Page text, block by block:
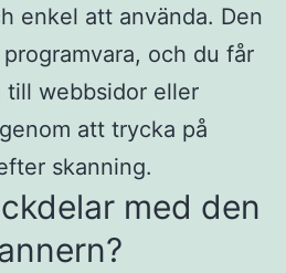
enkel att använda. Den
och du får
till webbsidor eller
att trycka på
skanning.
med den